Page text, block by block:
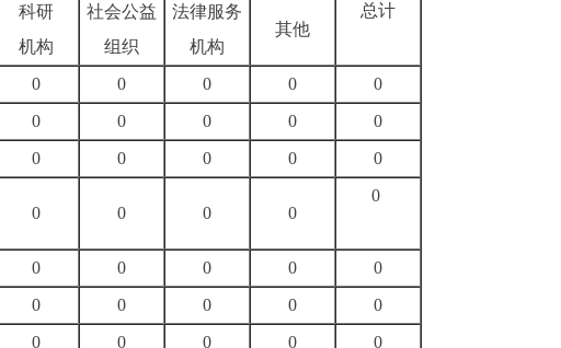
总计
科研
机构
社会公益
组织
法律服务
机构
其他
0 0 0 0
0
0 0 0 0 0
0 0 0 0
0
0 0 0 0
0
0 0 0 0
0
0 0 0 0
0
0 0 0 0
0